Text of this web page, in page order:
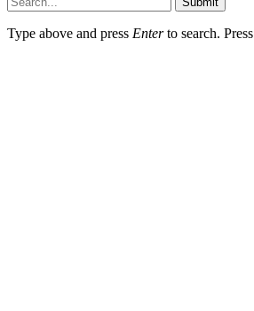
Type above and press Enterto search. Press